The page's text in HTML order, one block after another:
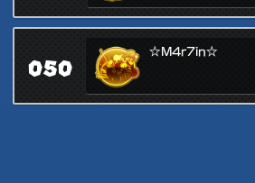
050
☆M4r7in☆